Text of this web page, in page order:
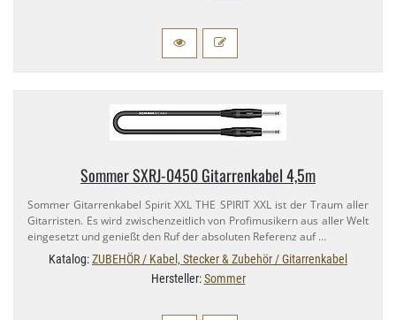
Sommer SXRJ-​0450 Gitarrenkabel 4,​5m
Sommer Gitarrenkabel Spirit XXL THE SPIRIT XXL ist der Traum aller
Gitarristen. Es wird zwischenzeitlich von Profimusikern aus aller Welt
eingesetzt und genießt den Ruf der absoluten Referenz auf …
Katalog:ZUBEHÖR / Kabel, Stecker & Zubehör / Gitarrenkabel
Hersteller:Sommer